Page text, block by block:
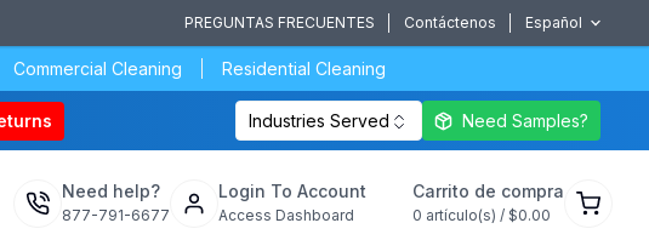
PREGUNTAS FRECUENTES Contáctenos Español
Commercial Cleaning Residential Cleaning
Industries Served Need Samples?
Need help?
877-791-6677
Login To Account
Access Dashboard
Carrito de compra
0 artículo(s) / $0.00
Ver
carrito